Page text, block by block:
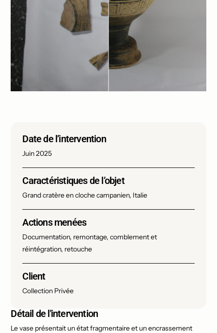
Date de l’intervention
Juin 2025
Caractéristiques de l’objet
Grand cratère en cloche campanien, Italie
Actions menées
Documentation, remontage, comblement et
réintégration, retouche
Client
Collection Privée
Détail de l'intervention
Le vase présentait un état fragmentaire et un encrassement